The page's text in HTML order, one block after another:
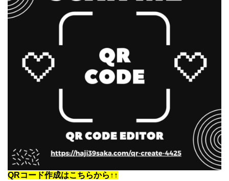
QRコード作成はこちらから↑↑